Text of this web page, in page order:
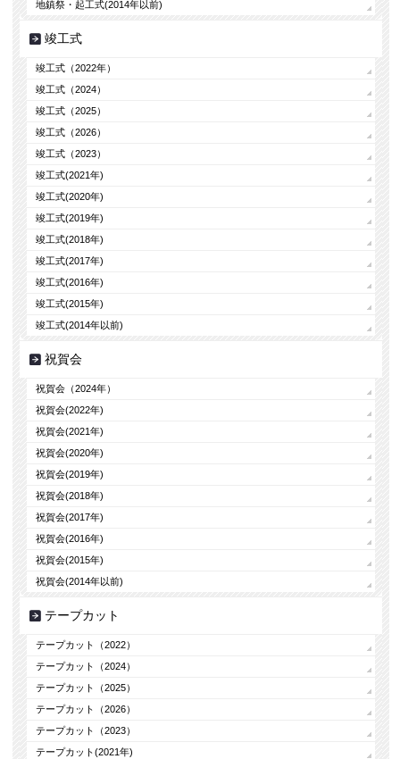
地鎮祭・起工式(2014年以前)
竣工式
竣工式（2022年）
竣工式（2024）
竣工式（2025）
竣工式（2026）
竣工式（2023）
竣工式(2021年)
竣工式(2020年)
竣工式(2019年)
竣工式(2018年)
竣工式(2017年)
竣工式(2016年)
竣工式(2015年)
竣工式(2014年以前)
祝賀会
祝賀会（2024年）
祝賀会(2022年)
祝賀会(2021年)
祝賀会(2020年)
祝賀会(2019年)
祝賀会(2018年)
祝賀会(2017年)
祝賀会(2016年)
祝賀会(2015年)
祝賀会(2014年以前)
テープカット
テープカット（2022）
テープカット（2024）
テープカット（2025）
テープカット（2026）
テープカット（2023）
テープカット(2021年)